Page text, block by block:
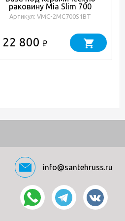
раковину Mia Slim 700
подвесная, 2 выкатных
ящика soft close, Beton
Артикул: VMC-2MC700S1BT
22 800 ₽
info@santehruss.ru